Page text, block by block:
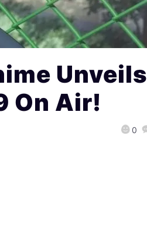
Unveils
On Air!
0